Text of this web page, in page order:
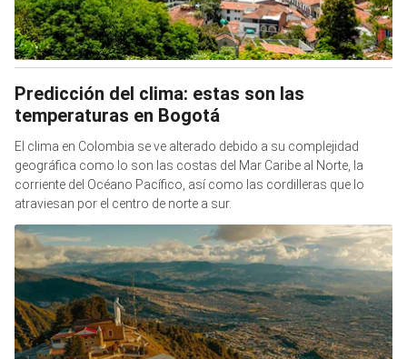
Predicción del clima: estas son las
temperaturas en Bogotá
El clima en Colombia se ve alterado debido a su complejidad
geográfica como lo son las costas del Mar Caribe al Norte, la
corriente del Océano Pacífico, así como las cordilleras que lo
atraviesan por el centro de norte a sur.